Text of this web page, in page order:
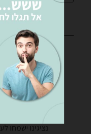
רוצים
נציגינו ישמחו